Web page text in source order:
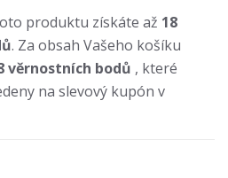
produktu získáte až 18
. Za obsah Vašeho košíku
věrnostních bodů , které
na slevový kupón v